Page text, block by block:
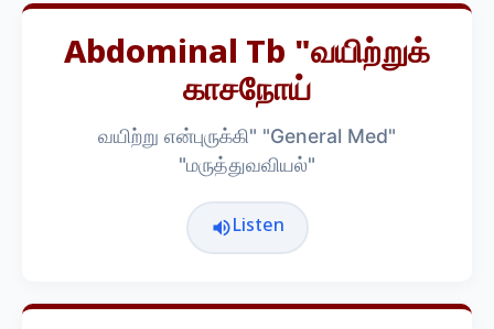
Abdominal Tb "வயிற்றுக்
காசநோய்
வயிற்று என்புருக்கி" "General Med"
"மருத்துவவியல்"
Listen